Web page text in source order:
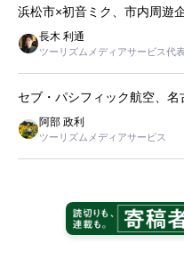
浜松市×初音ミク、市内周遊
長木 利通
ツーリズムメディアサービス代
セブ・パシフィック航空、
阿部 政利
ツーリズムメディアサービス